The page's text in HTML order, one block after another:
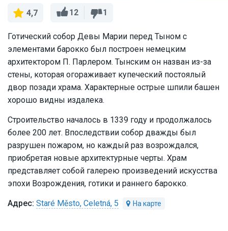
4,7 12 1
Готический собор Девы Марии перед Тыном с
элементами барокко был построен немецким
архитектором П. Парлером. Тынским он назван из-за
стены, которая огораживает купеческий постоялый
двор позади храма. Характерные острые шпили башен
хорошо видны издалека.
Строительство началось в 1339 году и продолжалось
более 200 лет. Впоследствии собор дважды был
разрушен пожаром, но каждый раз возрождался,
приобретая новые архитектурные черты. Храм
представляет собой галерею произведений искусства
эпохи Возрождения, готики и раннего барокко.
Staré Město, Celetná, 5